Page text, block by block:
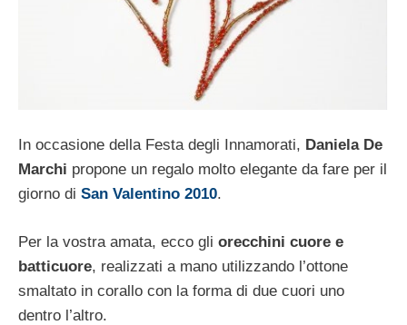
In occasione della Festa degli Innamorati, Daniela De
Marchi propone un regalo molto elegante da fare per il
giorno di San Valentino 2010.
Per la vostra amata, ecco gli orecchini cuore e
batticuore, realizzati a mano utilizzando l’ottone
smaltato in corallo con la forma di due cuori uno
dentro l’altro.